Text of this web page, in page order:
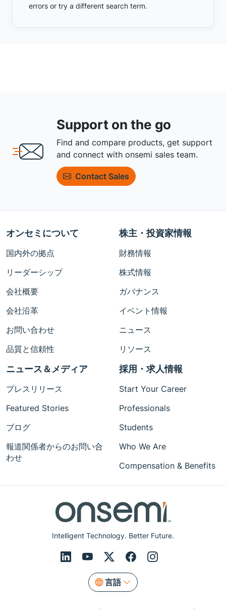
errors or try a different search term.
Support on the go
Find and compare products, get support
and connect with onsemi sales team.
Contact Sales
Intelligent Technology. Better Future.
言語
オンセミについて
国内外の拠点
リーダーシップ
会社概要
会社沿革
お問い合わせ
品質と信頼性
株主・投資家情報
財務情報
株式情報
ガバナンス
イベント情報
ニュース
リソース
ニュース＆メディア
プレスリリース
Featured Stories
ブログ
報道関係者からのお問い合
わせ
採用・求人情報
Start Your Career
Professionals
Students
Who We Are
Compensation & Benefits